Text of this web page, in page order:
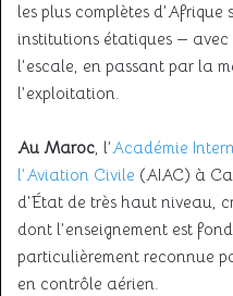
les plus complètes
institutions étatiques —
l’escale, en passant par la
l’exploitation.
Au Maroc, l’Académie
l’Aviation Civile (AIAC) à
d’État de très haut niveau,
dont l’enseignement est
particulièrement reconnue
en contrôle aérien.